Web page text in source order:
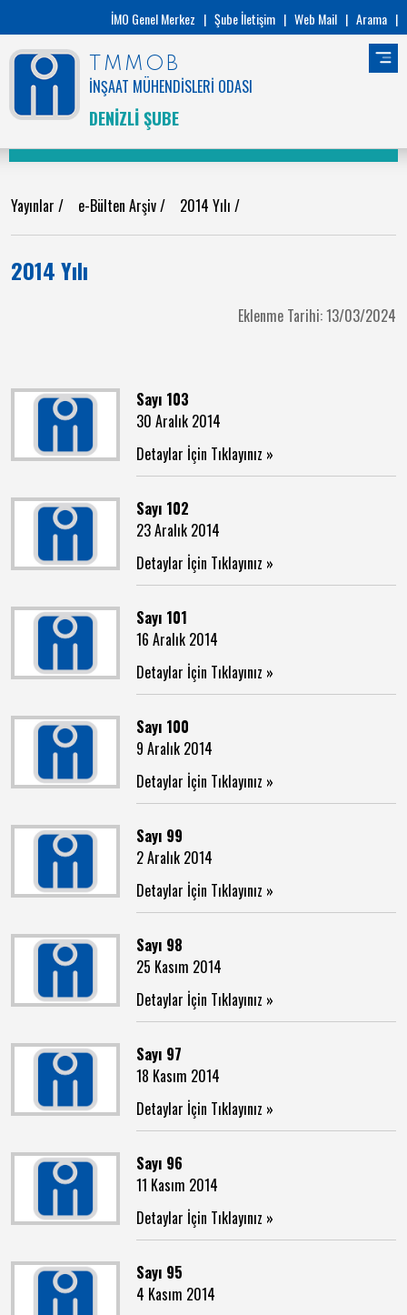
İMO Genel Merkez | Şube İletişim | Web Mail | Arama |
TMMOB
İNŞAAT MÜHENDİSLERİ ODASI
DENİZLİ ŞUBE
Yayınlar / e-Bülten Arşiv/ 2014 Yılı /
2014 Yılı
Eklenme Tarihi: 13/03/2024
Sayı 103
30 Aralık 2014
Detaylar İçin Tıklayınız »
Sayı 102
23 Aralık 2014
Detaylar İçin Tıklayınız »
Sayı 101
16 Aralık 2014
Detaylar İçin Tıklayınız »
Sayı 100
9 Aralık 2014
Detaylar İçin Tıklayınız »
Sayı 99
2 Aralık 2014
Detaylar İçin Tıklayınız »
Sayı 98
25 Kasım 2014
Detaylar İçin Tıklayınız »
Sayı 97
18 Kasım 2014
Detaylar İçin Tıklayınız »
Sayı 96
11 Kasım 2014
Detaylar İçin Tıklayınız »
Sayı 95
4 Kasım 2014